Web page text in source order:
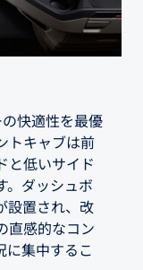
快適性を最優
トキャブは前
と低いサイド
。ダッシュボ
設置され、改
直感的なコン
に集中するこ